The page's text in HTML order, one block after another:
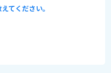
てください。